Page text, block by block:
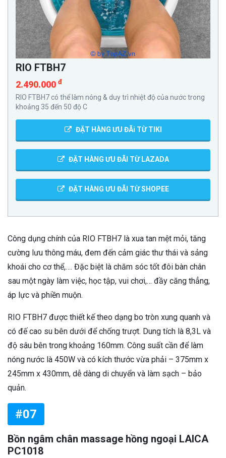
RIO FTBH7
2.490.000 đ
RIO FTBH7 có thể làm nóng & duy trì nhiệt độ của nước trong
khoảng 35 đến 50 độ C
ĐẶT HÀNG ƯU ĐÃi TỪ TIKI
ĐẶT HÀNG ƯU ĐÃI TỪ LAZADA
ĐẶT HÀNG ƯU ĐÃI TỪ SHOPEE
Công dụng chính của RIO FTBH7 là xua tan mệt mỏi, tăng
cường lưu thông máu, đem đến cảm giác thư thái và sảng
khoái cho cơ thể,…. Đặc biệt là chăm sóc tốt đôi bàn chân
sau một ngày làm việc, học tập, vui chơi,… đầy căng thẳng,
áp lực và phiền muộn.
RIO FTBH7 được thiết kế theo dạng bo tròn xung quanh và
có đế cao su bên dưới để chống trượt. Dung tích là 8,3L và
độ sâu bên trong khoảng 160mm. Công suất cần để làm
nóng nước là 450W và có kích thước vừa phải – 375mm x
245mm x 430mm, dễ dàng di chuyển và làm sạch – bảo
quản.
#07
Bồn ngâm chân massage hồng ngoại LAICA
PC1018